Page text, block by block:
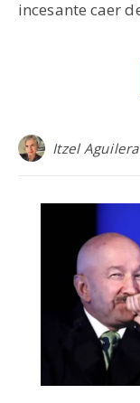
incesante caer
Itzel Aguilera